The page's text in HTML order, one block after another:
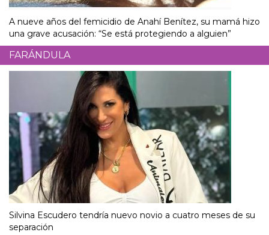
A nueve años del femicidio de Anahí Benítez, su mamá hizo
una grave acusación: “Se está protegiendo a alguien”
FARÁNDULA
Silvina Escudero tendría nuevo novio a cuatro meses de su
separación